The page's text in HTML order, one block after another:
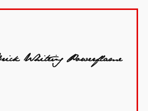
White+ Powerflame